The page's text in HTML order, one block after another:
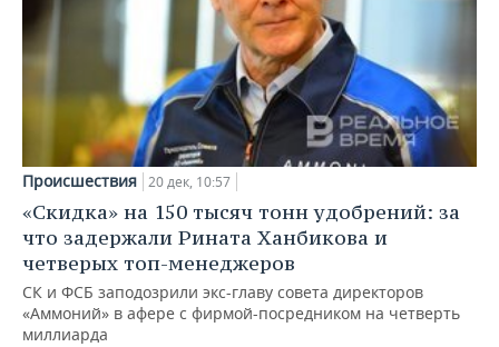
Происшествия 20 дек, 10:57
«Скидка» на 150 тысяч тонн удобрений: за
что задержали Рината Ханбикова и
четверых топ-менеджеров
СК и ФСБ заподозрили экс-главу совета директоров
«Аммоний» в афере с фирмой-посредником на четверть
миллиарда